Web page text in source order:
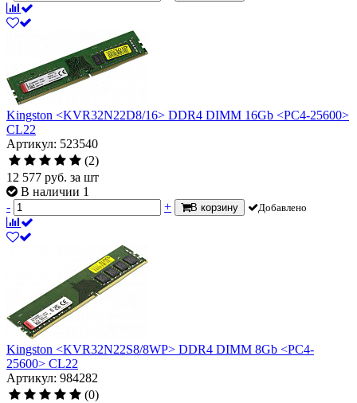
Kingston <KVR32N22D8/16> DDR4 DIMM 16Gb <PC4-25600>
CL22
Артикул: 523540
(2)
12 577 руб. за шт
В наличии 1
-
+ В корзину Добавлено
Kingston <KVR32N22S8/8WP> DDR4 DIMM 8Gb <PC4-
25600> CL22
Артикул: 984282
(0)